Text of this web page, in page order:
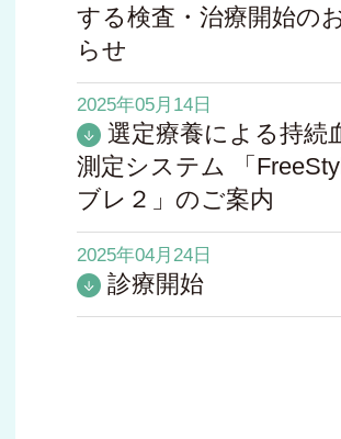
する検査・治療開始の
らせ
2025年05月14日
選定療養による持続
測定システム 「
ブレ２」のご案内
2025年04月24日
診療開始